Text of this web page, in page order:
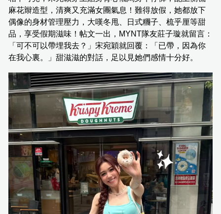
麻花辮造型，清爽又充滿女團氣息！難得放假，她都放下
偶像的身材管理壓力，大嘆冬甩、日式糰子、梳乎厘等甜
品，享受假期滋味！帖文一出，MYNT隊友莊子璇就留言：
「可不可以帶埋我去？」宋宛穎就回覆：「已帶，因為你
在我心裏。」甜滋滋的對話，足以見她們感情十分好。